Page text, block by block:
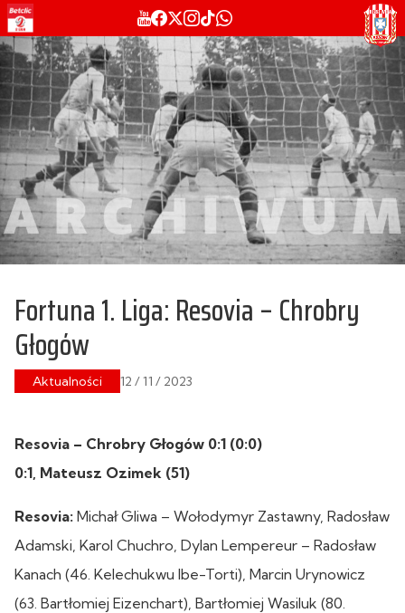
Fortuna 1. Liga: Resovia – Chrobry
Głogów
Aktualności 12 / 11 / 2023
Resovia – Chrobry Głogów 0:1 (0:0)
0:1, Mateusz Ozimek (51)
Resovia: MichałGliwa – Wołodymyr Zastawny, Radosław
Adamski, Karol Chuchro, Dylan Lempereur – Radosław
Kanach (46. Kelechukwu Ibe-Torti), Marcin Urynowicz
(63. Bartłomiej Eizenchart), Bartłomiej Wasiluk (80.